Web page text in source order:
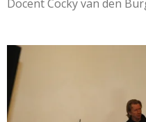
Docent Cocky van den